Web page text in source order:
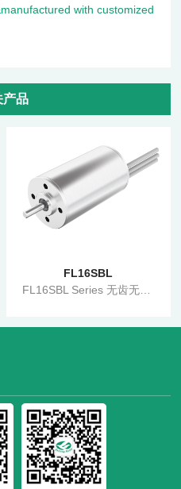
with customized
产品
FL16SBL